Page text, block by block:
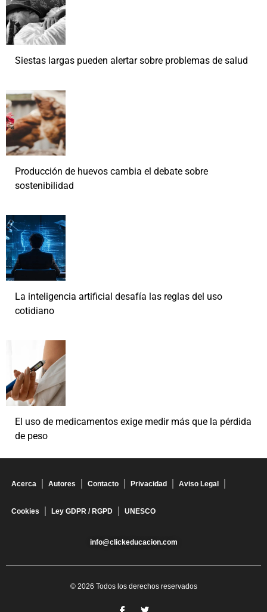
Siestas largas pueden alertar sobre problemas de salud
Producción de huevos cambia el debate sobre
sostenibilidad
La inteligencia artificial desafía las reglas del uso
cotidiano
El uso de medicamentos exige medir más que la pérdida
de peso
Acerca Autores Contacto Privacidad Aviso Legal
Cookies Ley GDPR / RGPD UNESCO
info@clickeducacion.com
© 2026 Todos los derechos reservados